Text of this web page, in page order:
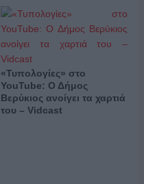
«Τυπολογίες» στο
YouTube: Ο Δήμος
Βερύκιος ανοίγει τα χαρτιά
του – Vidcast